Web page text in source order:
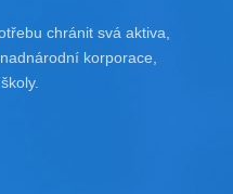
chránit svá aktiva,
korporace,